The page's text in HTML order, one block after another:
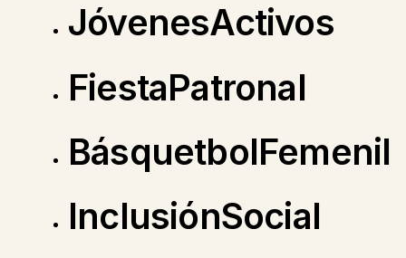
JóvenesActivos
FiestaPatronal
BásquetbolFemenil
InclusiónSocial